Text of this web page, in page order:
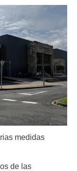
medidas
de las